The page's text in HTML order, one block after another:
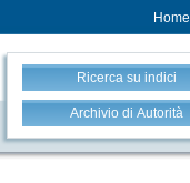
Home
Ricerca su indici
Archivio di Autorità